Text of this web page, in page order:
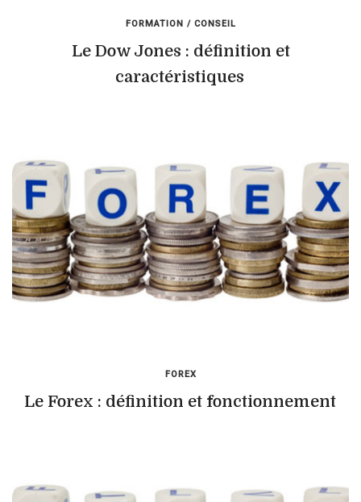
FORMATION / CONSEIL
Le Dow Jones : définition et
caractéristiques
FOREX
Le Forex : définition et fonctionnement